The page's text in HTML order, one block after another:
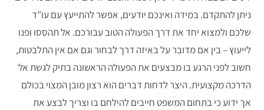
ניתן להתקדם. במידה ואינכם יודעים, אפשר להתייעץ עם עו”ד
שלכם ולמצוא יחד את דרך הפעולה הטוב עבורכם. אל תהססו ופנו
לייעוץ – בין אם מדובר על באיזה דרך לבחור וגם אם אין התלבטות,
חשוב לפני הרגע בו מבצעים את הפעולה הראשונה בתיק לגשת אל
הדרכה מקצועית. היצר לדחות דברים הוא רצון מובן המצוי בכולם
אך ידוע כי בתחום המשפט חייבים להילחם בו וצריך לבצע את